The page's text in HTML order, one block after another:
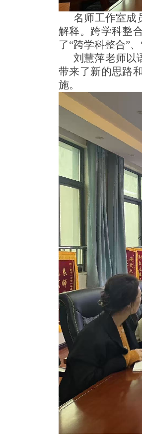
名师工作室成
解释。跨学科整
了“跨学科整合”
刘慧萍老师以
带来了新的思路
施。